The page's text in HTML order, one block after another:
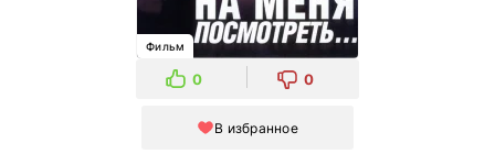
Фильм
0 0
В избранное